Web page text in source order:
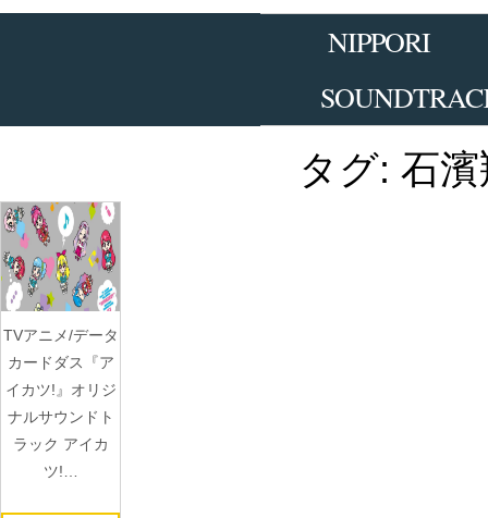
Skip
NIPPORI
タグ: 石
TVアニメ/データ
カードダス『ア
イカツ!』オリジ
ナルサウンドト
ラック アイカ
ツ!…